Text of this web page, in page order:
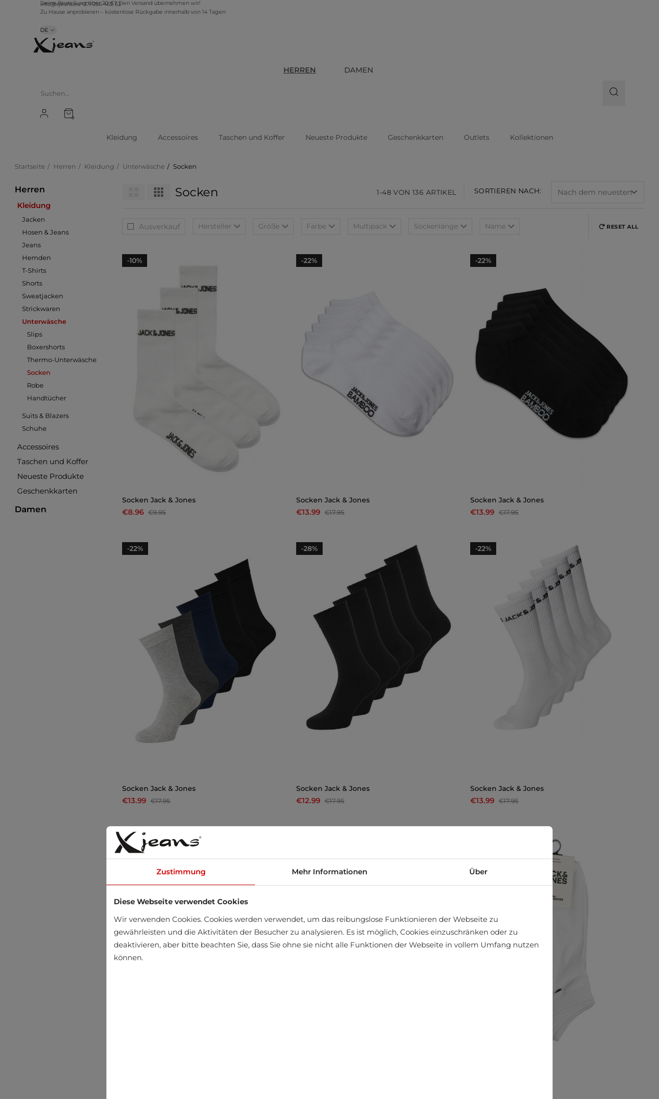
info@xjeans.eu+371 256 462 62
Deine Bestellung über 20 €? Den Versand übernehmen wir!
DE
HERREN DAMEN
0
Kleidung Accessoires Taschen und Koffer Neueste Produkte Geschenkkarten Outlets Kollektionen
Startseite Herren Kleidung Unterwäsche Socken
Herren
Kleidung
Jacken
Hosen & Jeans
Jeans
Hemden
T-Shirts
Shorts
Sweatjacken
Strickwaren
Unterwäsche
Slips
Boxershorts
Thermo-Unterwäsche
Socken
Robe
Handtücher
Suits & Blazers
Schuhe
Accessoires
Taschen und Koffer
Neueste Produkte
Geschenkkarten
Damen
Socken 1-48 VON 136 ARTIKEL SORTIEREN NACH:
Ausverkauf Hersteller Größe Farbe Multipack Sockenlänge Name RESET ALL
-10%
Socken Jack & Jones
€8.96 €9.95
-22%
Socken Jack & Jones
€13.99 €17.95
-22%
Socken Jack & Jones
€13.99 €17.95
-22%
Socken Jack & Jones
€13.99 €17.95
-28%
Socken Jack & Jones
€12.99 €17.95
-22%
Socken Jack & Jones
€13.99 €17.95
-22%
Zustimmung Mehr Informationen Über
Diese Webseite verwendet Cookies
Wir verwenden Cookies. Cookies werden verwendet, um das reibungslose Funktionieren der Webseite zu
gewährleisten und die Aktivitäten der Besucher zu analysieren. Es ist möglich, Cookies einzuschränken oder zu
deaktivieren, aber bitte beachten Sie, dass Sie ohne sie nicht alle Funktionen der Webseite in vollem Umfang nutzen
können.